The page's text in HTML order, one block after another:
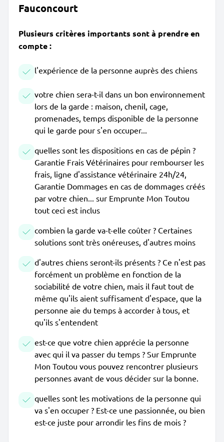
Fauconcourt
Plusieurs critères importants sont à prendre en
compte :
l'expérience de la personne auprès des chiens
votre chien sera-t-il dans un bon environnement
lors de la garde : maison, chenil, cage,
promenades, temps disponible de la personne
qui le garde pour s'en occuper...
quelles sont les dispositions en cas de pépin ?
Garantie Frais Vétérinaires pour rembourser les
frais, ligne d'assistance vétérinaire 24h/24,
Garantie Dommages en cas de dommages créés
par votre chien... sur Emprunte Mon Toutou
tout ceci est inclus
combien la garde va-t-elle coûter ? Certaines
solutions sont très onéreuses, d'autres moins
d'autres chiens seront-ils présents ? Ce n'est pas
forcément un problème en fonction de la
sociabilité de votre chien, mais il faut tout de
même qu'ils aient suffisament d'espace, que la
personne aie du temps à accorder à tous, et
qu'ils s'entendent
est-ce que votre chien apprécie la personne
avec qui il va passer du temps ? Sur Emprunte
Mon Toutou vous pouvez rencontrer plusieurs
personnes avant de vous décider sur la bonne.
quelles sont les motivations de la personne qui
va s'en occuper ? Est-ce une passionnée, ou bien
est-ce juste pour arrondir les fins de mois ?